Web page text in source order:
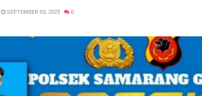
SEPTEMBER 05, 2025 0